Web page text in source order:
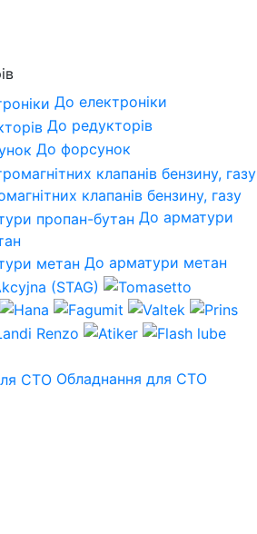
До електроніки
До редукторів
До форсунок
клапанів бензину, газу
До арматури
До арматури метан
Обладнання для СТО